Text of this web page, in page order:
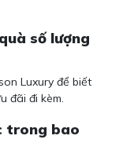
số lượng
Luxury để biết
đãi đi kèm.
trong bao